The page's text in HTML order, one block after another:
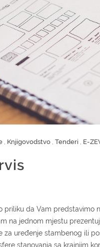
, Knjigovodstvo , Tenderi , E-
priliku da Vam predstavimo
na jednom mjestu
za uređenje stambenog ili
stanovanja sa krajnjim